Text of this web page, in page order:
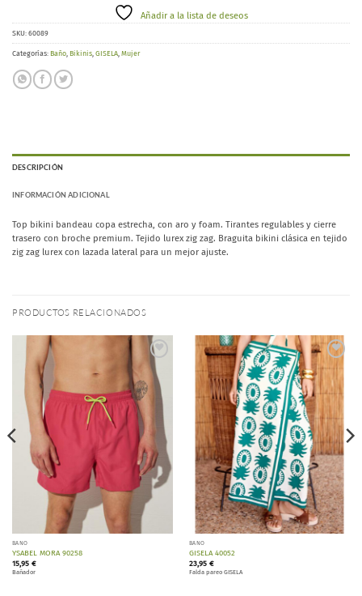
Añadir a la lista de deseos
SKU: 60089
Categorías: Baño Bikinis GISELA Mujer
DESCRIPCIÓN
INFORMACIÓN ADICIONAL
Top bikini bandeau copa estrecha, con aro y foam. Tirantes regulables y cierre
trasero con broche premium. Tejido lurex zig zag. Braguita bikini clásica en tejido
zig zag lurex con lazada lateral para un mejor ajuste.
PRODUCTOS RELACIONADOS
Añadir
a la
lista de
deseos
BAÑO
YSABEL MORA 90258
15,95 €
Bañador
Añadir
lista de
deseos
BAÑO
GISELA 40052
23,95 €
Falda pareo GISELA